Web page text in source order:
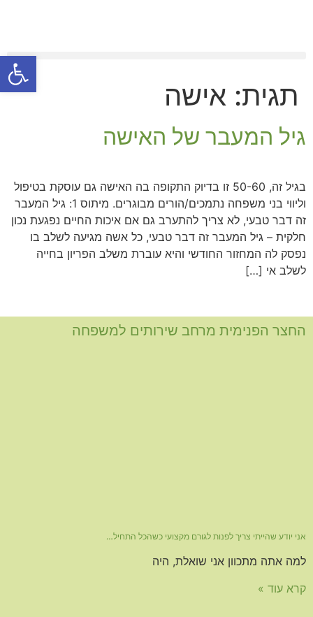
פתח
תגית: אישה
גיל המעבר של האישה
בגיל זה, 50-60 זו בדיוק התקופה בה האישה גם עוסקת בטיפול
וליווי בני משפחה נתמכים/הורים מבוגרים. מיתוס 1: גיל המעבר
זה דבר טבעי, לא צריך להתערב גם אם איכות החיים נפגעת נכון
חלקית – גיל המעבר זה דבר טבעי, כל אשה מגיעה לשלב בו
נפסק לה המחזור החודשי והיא עוברת משלב הפריון בחייה
לשלב אי […]
החצר הפנימית מרחב שירותים למשפחה
אני יודע שהייתי צריך לפנות לגורם מקצועי כשהכל התחיל…
למה אתה מתכוון אני שואלת, היה
קרא עוד »